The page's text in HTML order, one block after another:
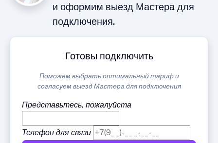
и оформим выезд Мастера для
подключения.
Готовы подключить
Поможем выбрать оптимальный тариф и
согласуем выезд Мастера для подключения
Представьтесь, пожалуйста
Телефон для связи